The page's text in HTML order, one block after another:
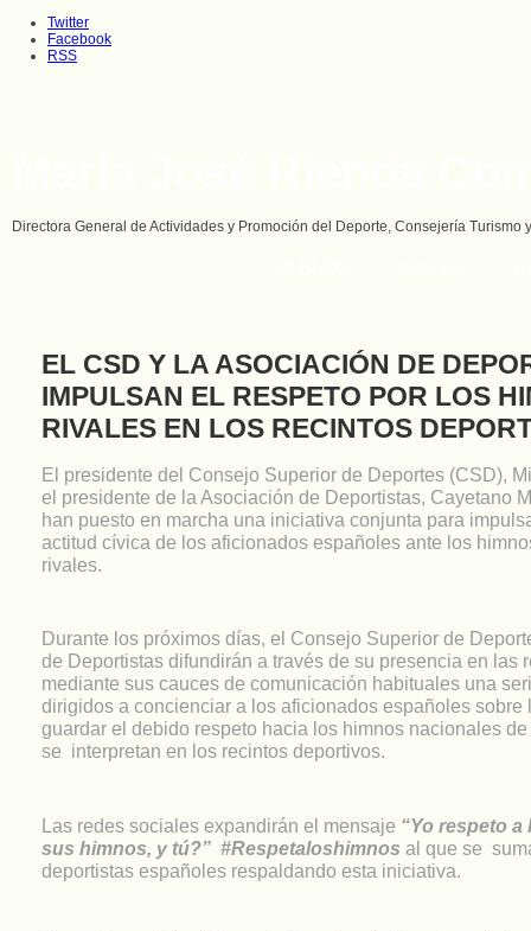
Twitter
Facebook
RSS
Directora General de Actividades y Promoción del Deporte, Consejería Turismo
EL CSD Y LA ASOCIACIÓN DE
IMPULSAN EL RESPETO POR LOS
RIVALES EN LOS RECINTOS
El presidente del Consejo Superior de Deportes (CSD),
el presidente de la Asociación de Deportistas, Cayetano
han puesto en marcha una iniciativa conjunta para
actitud cívica de los aficionados españoles ante los
rivales.
Durante los próximos días, el Consejo Superior de
de Deportistas difundirán a través de su presencia en las
mediante sus cauces de comunicación habituales una
dirigidos a concienciar a los aficionados españoles sobre
guardar el debido respeto hacia los himnos nacionales
se interpretan en los recintos deportivos.
Las redes sociales expandirán el mensaje “Yo respeto a
sus himnos, y tú?” #Respetaloshimnos al que se
deportistas españoles respaldando esta iniciativa.